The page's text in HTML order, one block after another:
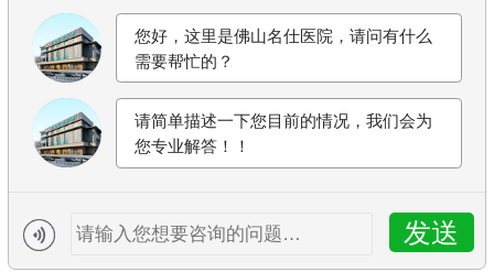
您好，这里是佛山名仕医院，请问有什么
需要帮忙的？
请简单描述一下您目前的情况，我们会为
您专业解答！！
发送